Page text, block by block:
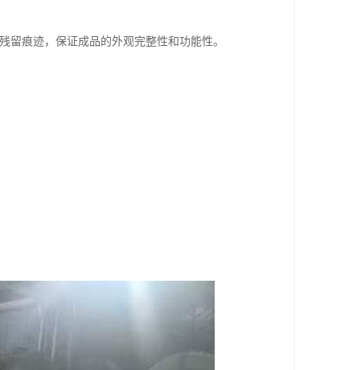
痕迹，保证成品的外观完整性和功能性。